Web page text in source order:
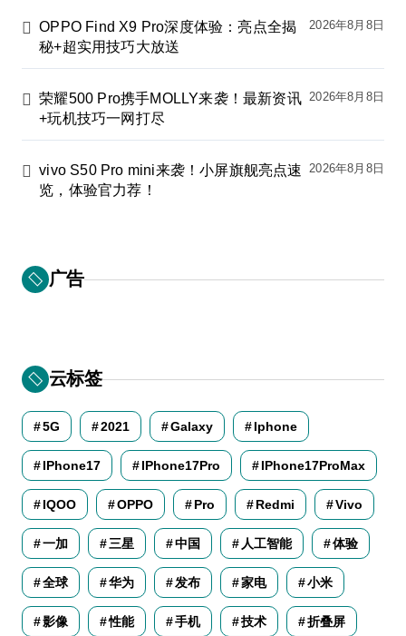
OPPO Find X9 Pro深度体验：亮点全揭
秘+超实用技巧大放送
2026年8月8日
荣耀500 Pro携手MOLLY来袭！最新资讯
+玩机技巧一网打尽
2026年8月8日
vivo S50 Pro mini来袭！小屏旗舰亮点速
览，体验官力荐！
2026年8月8日
广告
云标签
5G 2021 Galaxy Iphone
IPhone17 IPhone17Pro IPhone17ProMax
IQOO OPPO Pro Redmi Vivo
一加 三星 中国 人工智能 体验
全球 华为 发布 家电 小米
影像 性能 手机 技术 折叠屏